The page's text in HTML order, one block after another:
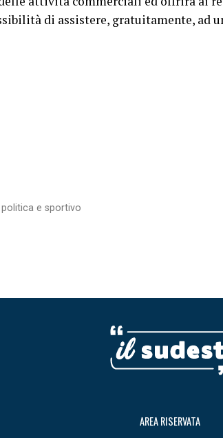
di assistere, gratuitamente, ad
e sportivo
AREA RISERVATA